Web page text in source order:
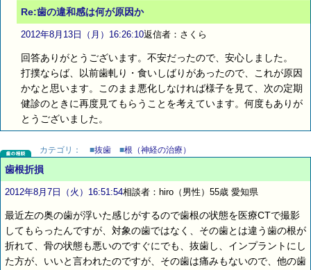
Re:歯の違和感は何が原因か
2012年8月13日（月）16:26:10返信者：さくら
回答ありがとうございます。不安だったので、安心しました。
打撲ならば、以前歯軋り・食いしばりがあったので、これが原因
かなと思います。このまま悪化しなければ様子を見て、次の定期
健診のときに再度見てもらうことを考えています。何度もありが
とうございました。
カテゴリ： ■抜歯 ■根（神経の治療）
歯根折損
2012年8月7日（火）16:51:54相談者：hiro（男性）55歳 愛知県
最近左の奥の歯が浮いた感じがするので歯根の状態を医療CTで撮影
してもらったんですが、対象の歯ではなく、その歯とは違う歯の根が
折れて、骨の状態も悪いのですぐにでも、抜歯し、インプラントにし
た方が、いいと言われたのですが、その歯は痛みもないので、他の歯